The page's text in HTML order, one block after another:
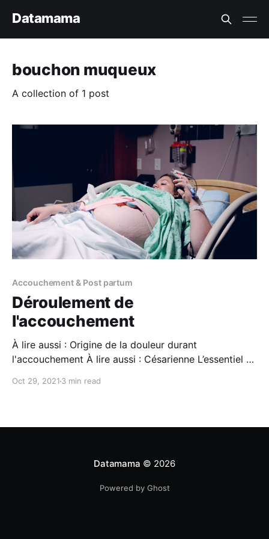
Datamama
bouchon muqueux
A collection of 1 post
Accouchement & Post partum
Déroulement de
l'accouchement
À lire aussi : Origine de la douleur durant
l'accouchement À lire aussi : Césarienne L’essentiel •
phases qui sont la dilatation du col, la descente et la
Oct 29, 2021 3 min read
Datamama © 2026
Powered by Ghost